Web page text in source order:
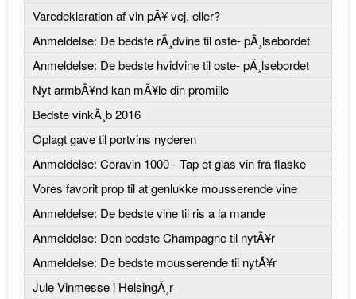
Varedeklaration af vin pÃ¥ vej, eller?
Anmeldelse: De bedste rÃ¸dvine til oste- pÃ¸lsebordet
Anmeldelse: De bedste hvidvine til oste- pÃ¸lsebordet
Nyt armbÃ¥nd kan mÃ¥le din promille
Bedste vinkÃ¸b 2016
Oplagt gave til portvins nyderen
Anmeldelse: Coravin 1000 - Tap et glas vin fra flaske
Vores favorit prop til at genlukke mousserende vine
Anmeldelse: De bedste vine til ris a la mande
Anmeldelse: Den bedste Champagne til nytÃ¥r
Anmeldelse: De bedste mousserende til nytÃ¥r
Jule Vinmesse i HelsingÃ¸r